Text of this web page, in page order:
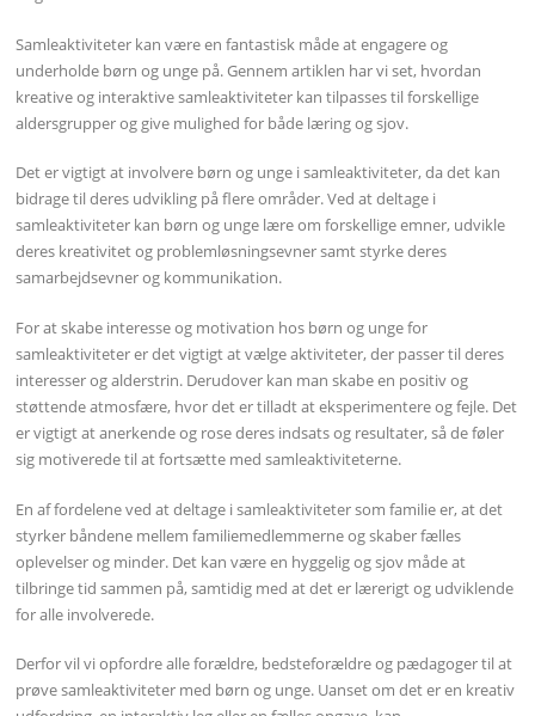
Samleaktiviteter kan være en fantastisk måde at engagere og
underholde børn og unge på. Gennem artiklen har vi set, hvordan
kreative og interaktive samleaktiviteter kan tilpasses til forskellige
aldersgrupper og give mulighed for både læring og sjov.
Det er vigtigt at involvere børn og unge i samleaktiviteter, da det kan
bidrage til deres udvikling på flere områder. Ved at deltage i
samleaktiviteter kan børn og unge lære om forskellige emner, udvikle
deres kreativitet og problemløsningsevner samt styrke deres
samarbejdsevner og kommunikation.
For at skabe interesse og motivation hos børn og unge for
samleaktiviteter er det vigtigt at vælge aktiviteter, der passer til deres
interesser og alderstrin. Derudover kan man skabe en positiv og
støttende atmosfære, hvor det er tilladt at eksperimentere og fejle. Det
er vigtigt at anerkende og rose deres indsats og resultater, så de føler
sig motiverede til at fortsætte med samleaktiviteterne.
En af fordelene ved at deltage i samleaktiviteter som familie er, at det
styrker båndene mellem familiemedlemmerne og skaber fælles
oplevelser og minder. Det kan være en hyggelig og sjov måde at
tilbringe tid sammen på, samtidig med at det er lærerigt og udviklende
for alle involverede.
Derfor vil vi opfordre alle forældre, bedsteforældre og pædagoger til at
prøve samleaktiviteter med børn og unge. Uanset om det er en kreativ